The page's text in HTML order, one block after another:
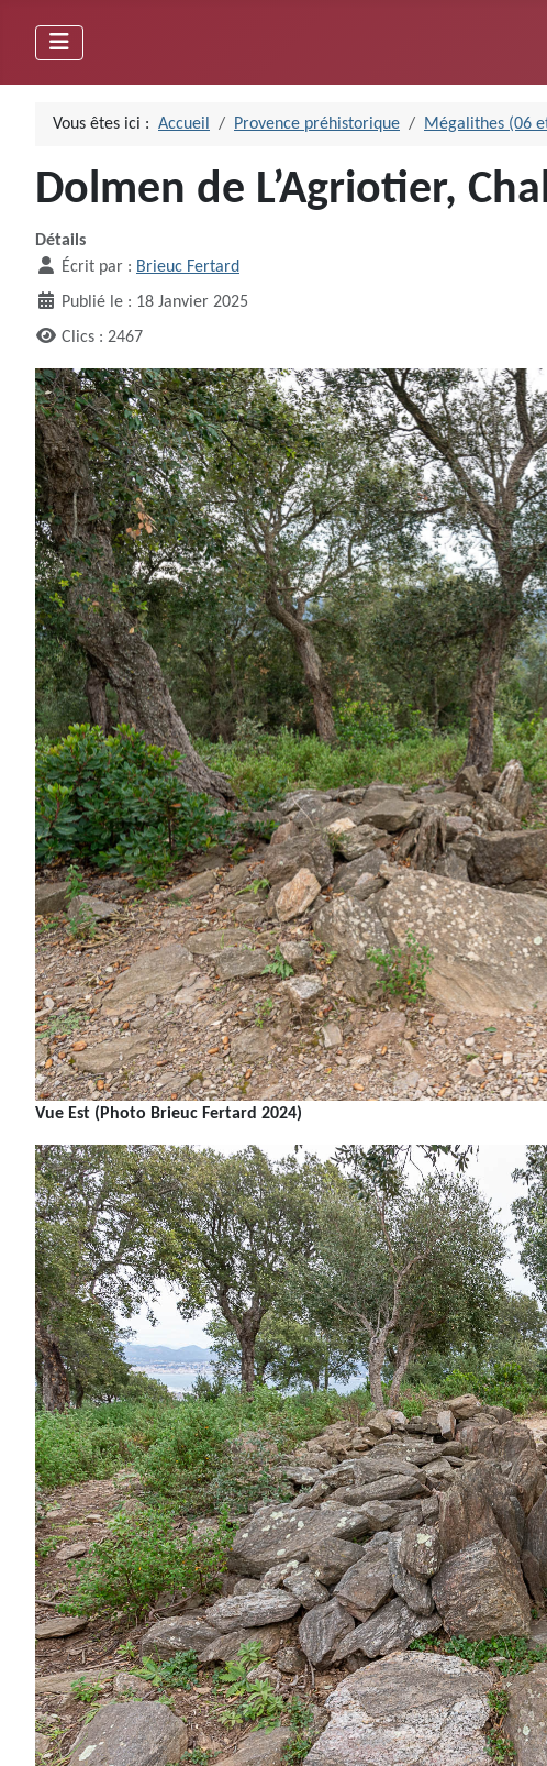
Vous êtes ici : Accueil Provence préhistorique Mégalithes (06
Dolmen de L’Agriotier,
Détails
Écrit par : Brieuc Fertard
Publié le : 18 Janvier 2025
Clics : 2467
Vue Est (Photo Brieuc Fertard 2024)